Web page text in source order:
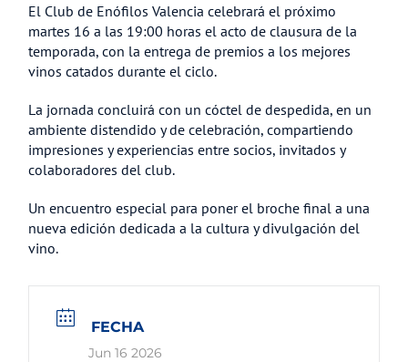
El Club de Enófilos Valencia celebrará el próximo
martes 16 a las 19:00 horas el acto de clausura de la
temporada, con la entrega de premios a los mejores
vinos catados durante el ciclo.
La jornada concluirá con un cóctel de despedida, en un
ambiente distendido y de celebración, compartiendo
impresiones y experiencias entre socios, invitados y
colaboradores del club.
Un encuentro especial para poner el broche final a una
nueva edición dedicada a la cultura y divulgación del
vino.
FECHA
Jun 16 2026